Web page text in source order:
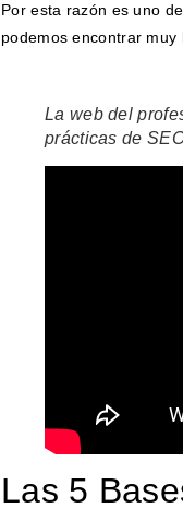
Por esta razón es uno
podemos encontrar muy
La web del
prácticas de
Las 5